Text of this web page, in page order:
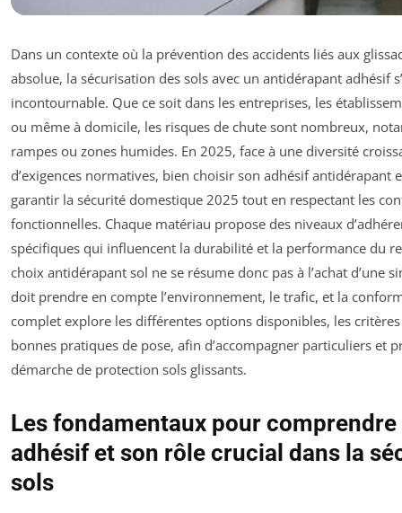
Dans un contexte où la prévention des accidents liés aux
absolue, la sécurisation des sols avec un antidérapant adhésif
incontournable. Que ce soit dans les entreprises, les
ou même à domicile, les risques de chute sont nombreux,
rampes ou zones humides. En 2025, face à une diversité
d’exigences normatives, bien choisir son adhésif antidérapant
garantir la sécurité domestique 2025 tout en respectant les
fonctionnelles. Chaque matériau propose des niveaux
spécifiques qui influencent la durabilité et la performance du
choix antidérapant sol ne se résume donc pas à l’achat d’une
doit prendre en compte l’environnement, le trafic, et la
complet explore les différentes options disponibles, les
bonnes pratiques de pose, afin d’accompagner particuliers et
démarche de protection sols glissants.
Les fondamentaux pour comprendre
adhésif et son rôle crucial dans la
sols